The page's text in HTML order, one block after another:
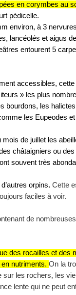
en corymbes au
pédicelle.
environ, à 3
lancéolés et aigus
entourent 5
accessibles, cette
» les plus
bourdons, les
les Eupeodes
mois de juillet les
châtaigniers ou
souvent très
orpins. Cette
faciles à voir.
de
des rocailles et des
nutriments. On la
les rochers, les
lente qui ne peut